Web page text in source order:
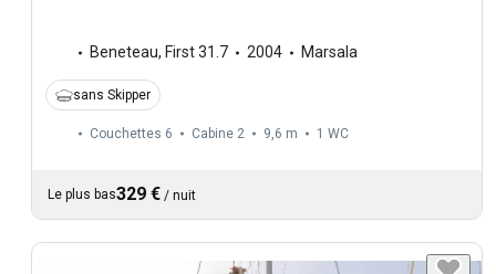
Beneteau, First 31.7 2004 Marsala
sans Skipper
Couchettes 6 Cabine 2 9,6 m 1 WC
Le plus bas329 € / nuit